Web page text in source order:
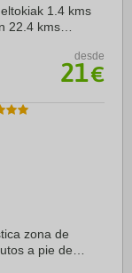
1.4 kms
22.4 kms
desde
21€
zona de
a pie de